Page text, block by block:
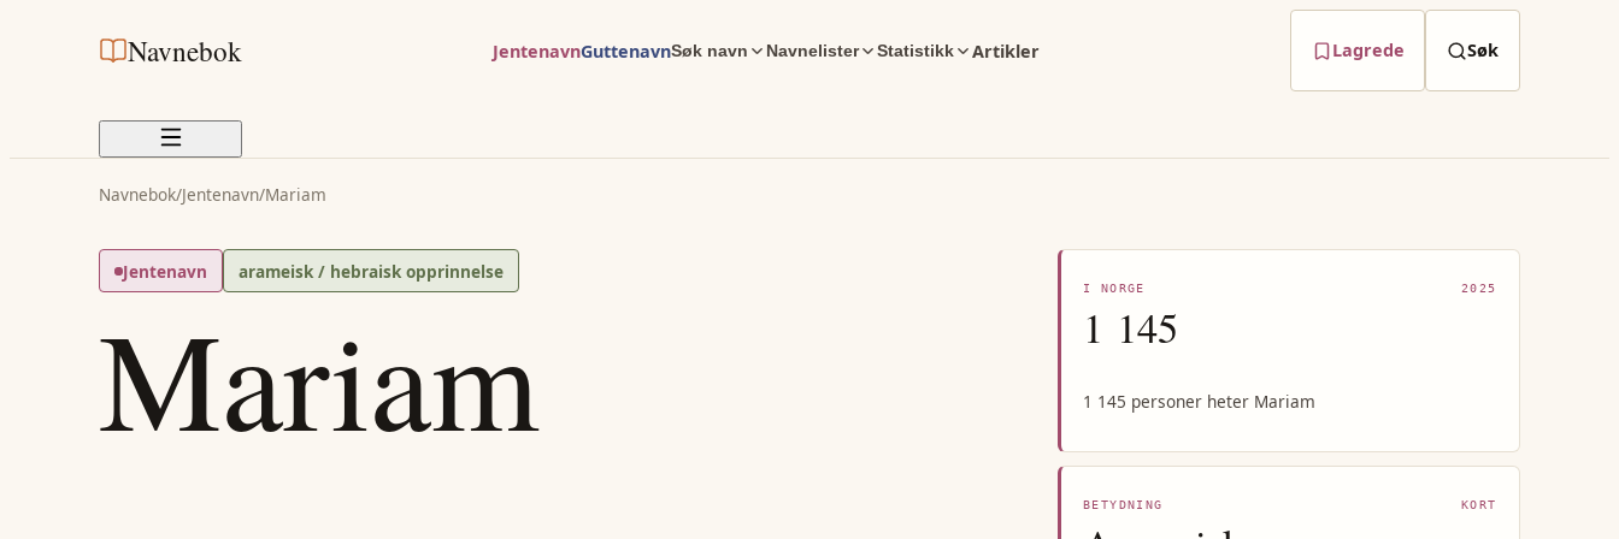
Navnebok JentenavnGuttenavnSøk navn Navnelister Statistikk Artikler Lagrede Søk
Navnebok/Jentenavn/Mariam
Jentenavn arameisk / hebraisk opprinnelse
Mariam I NORGE 2025
1 145
1 145 personer heter Mariam
BETYDNING KORT